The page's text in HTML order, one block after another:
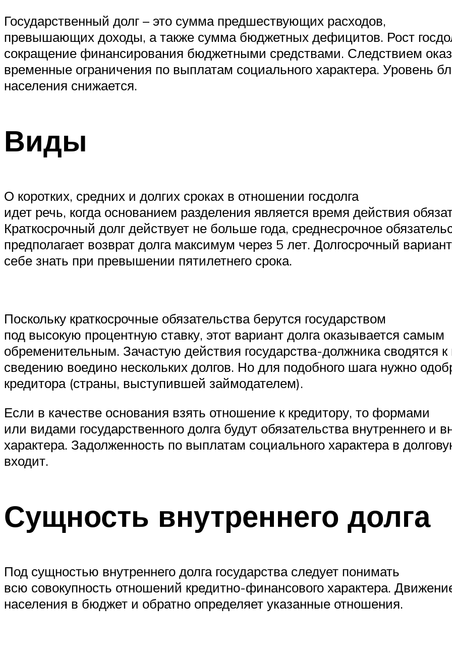
Государственный долг – это сумма предшествующих расходов,
превышающих доходы, а также сумма бюджетных дефицитов. Рост
сокращение финансирования бюджетными средствами. Следствием
временные ограничения по выплатам социального характера. Уровень
населения снижается.
Виды
О коротких, средних и долгих сроках в отношении госдолга
идет речь, когда основанием разделения является время действия
Краткосрочный долг действует не больше года, среднесрочное
предполагает возврат долга максимум через 5 лет. Долгосрочный
себе знать при превышении пятилетнего срока.
Поскольку краткосрочные обязательства берутся государством
под высокую процентную ставку, этот вариант долга оказывается самым
обременительным. Зачастую действия государства-должника сводятся
сведению воедино нескольких долгов. Но для подобного шага нужно
кредитора (страны, выступившей займодателем).
Если в качестве основания взять отношение к кредитору, то формами
или видами государственного долга будут обязательства внутреннего и
характера. Задолженность по выплатам социального характера в
входит.
Сущность внутреннего долга
Под сущностью внутреннего долга государства следует понимать
всю совокупность отношений кредитно-финансового характера.
населения в бюджет и обратно определяет указанные отношения.